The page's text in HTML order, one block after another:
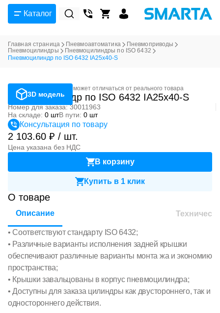
Каталог
Главная страница Пневмоавтоматика
Пневмоприводы
Пневмоцилиндры
Пневмоцилиндры по ISO 6432
Пневмоцилиндр по ISO 6432 IA25x40-S
3D модель
Фотография может отличаться от реального товара
Пневмоцилиндр по ISO 6432 IA25x40-S
Номер для заказа: 30011963
На складе: 0 штВ пути: 0 шт
Консультация по товару
2 103.60 ₽ / шт.
Цена указана без НДС
В корзину
Купить в 1 клик
О товаре
Описание
• Соответствуют стандарту ISO 6432;
• Различные варианты исполнения задней крышки
обеспечивают различные варианты монта жа и экономию
пространства;
• Крышки завальцованы в корпус пневмоцилиндра;
• Доступны для заказа цилиндры как двустороннего, так и
одностороннего действия.